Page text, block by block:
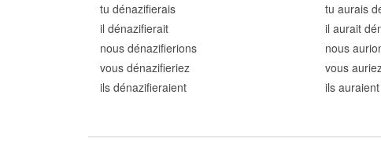
tu dénazifierais
il dénazifierait
nous dénazifierions
vous dénazifieriez
ils dénazifieraient
tu aurais
il aurait
nous
vous
ils